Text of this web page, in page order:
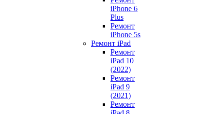
iPhone 6
Plus
Ремонт
iPhone 5s
Ремонт iPad
Ремонт
iPad 10
(2022)
Ремонт
iPad 9
(2021)
Ремонт